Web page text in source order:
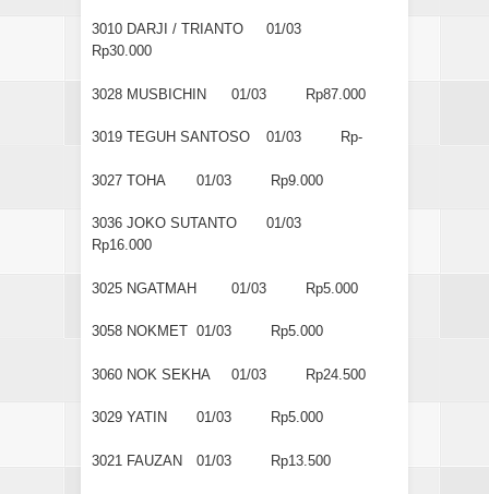
3010 DARJI / TRIANTO
01/03
Rp30.000
3028 MUSBICHIN 01/03 Rp87.000
3019 TEGUH SANTOSO 01/03 Rp-
3027 TOHA 01/03 Rp9.000
3036 JOKO SUTANTO
01/03
Rp16.000
3025 NGATMAH 01/03 Rp5.000
3058 NOKMET 01/03 Rp5.000
3060 NOK SEKHA 01/03 Rp24.500
3029 YATIN 01/03 Rp5.000
3021 FAUZAN 01/03 Rp13.500